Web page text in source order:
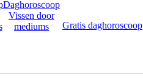
Gratis daghoroscoop